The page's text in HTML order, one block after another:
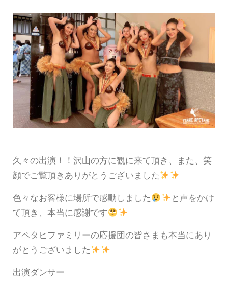
久々の出演！！沢山の方に観に来て頂き、また、笑
顔でご覧頂きありがとうございました
色々なお客様に場所で感動しました
と声をかけ
て頂き、本当に感謝です
アペタヒファミリーの応援団の皆さまも本当にあり
がとうございました
出演ダンサー